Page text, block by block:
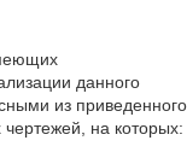
данного
из приведенного
на которых: